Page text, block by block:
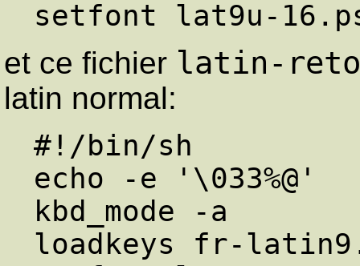
et ce fichier latin-
latin normal:
#!/bin/sh
echo -e '\033%@'
kbd_mode -a
loadkeys fr-